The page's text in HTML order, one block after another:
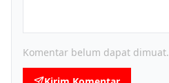
Komentar belum dapat dimuat.